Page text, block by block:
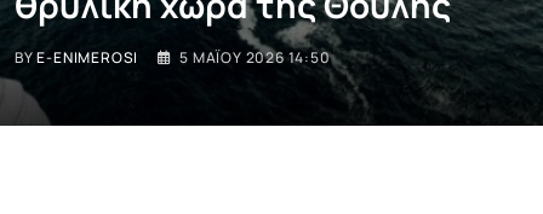
BYE-ENIMEROSI 5 ΜΑΪ́ΟΥ 2026 14:50